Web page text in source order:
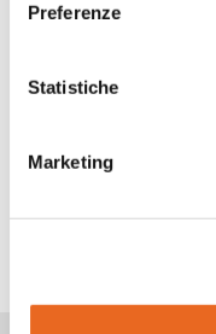
Preferenze
Statistiche
Marketing